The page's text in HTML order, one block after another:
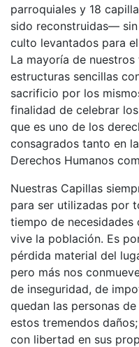
parroquiales y 18
sido reconstruidas—
culto levantados para
La mayoría de
estructuras sencillas
sacrificio por los
finalidad de celebrar
que es uno de los
consagrados tanto en
Derechos Humanos
Nuestras Capillas
para ser utilizadas por
tiempo de necesidades
vive la población. Es
pérdida material del
pero más nos
de inseguridad, de
quedan las personas
estos tremendos
con libertad en sus